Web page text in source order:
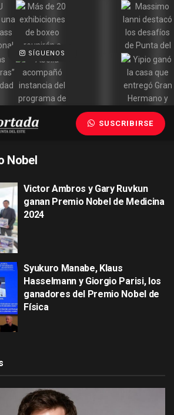
SÍGUENOS
SUSCRIBIRSE
Nobel
Victor Ambros y Gary Ruvkun
ganan Premio Nobel de Medicina
2024
Syukuro Manabe, Klaus
Hasselmann y Giorgio Parisi, los
ganadores del Premio Nobel de
Física